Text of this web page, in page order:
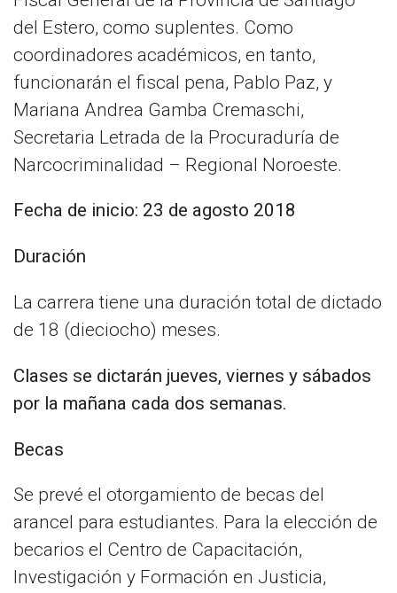
del Estero, como suplentes. Como
coordinadores académicos, en tanto,
funcionarán el fiscal pena, Pablo Paz, y
Mariana Andrea Gamba Cremaschi,
Secretaria Letrada de la Procuraduría de
Narcocriminalidad – Regional Noroeste.
Fecha de inicio: 23 de agosto 2018
Duración
La carrera tiene una duración total de dictado
de 18 (dieciocho) meses.
Clases se dictarán jueves, viernes y sábados
por la mañana cada dos semanas.
Becas
Se prevé el otorgamiento de becas del
arancel para estudiantes. Para la elección de
becarios el Centro de Capacitación,
Investigación y Formación en Justicia,